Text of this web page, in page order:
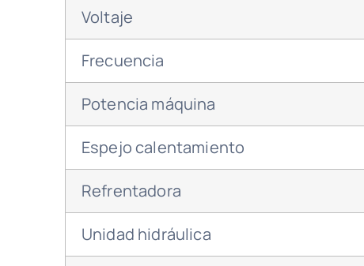
Voltaje
Frecuencia
Potencia máquina
Espejo calentamiento
Refrentadora
Unidad hidráulica